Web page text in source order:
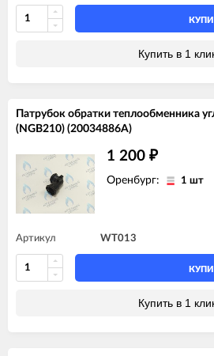
Купить в 1
Патрубок обратки теплообменника
(NGB210) (20034886A)
1 200 ₽
Оренбург: 1 шт
Артикул WT013
Купить в 1